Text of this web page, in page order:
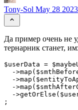
Tony-Sol May 28
Да пример очень не
тернарник станет,
$userData =
-
-
-
-
;